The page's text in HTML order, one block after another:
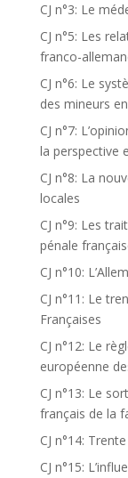
CJ n°3: Le
CJ n°5: Les
franco-
CJ n°6: Le
des mineurs en
CJ n°7:
la perspective
CJ n°8: La
locales
CJ n°9: Les
pénale
CJ n°10:
CJ n°11: Le
Françaises
CJ n°12: Le
européenne
CJ n°13: Le
français de la
CJ n°14:
CJ n°15: